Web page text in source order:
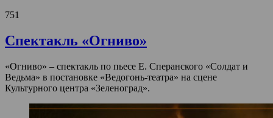
751
Спектакль «Огниво»
«Огниво» – спектакль по пьесе Е. Сперанского «Солдат и
Ведьма» в постановке «Ведогонь-театра» на сцене
Культурного центра «Зеленоград».